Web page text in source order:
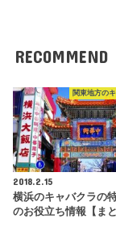
RECOMMEND
関東地方の
2018.2.15
横浜のキャバクラの
のお役立ち情報【まと